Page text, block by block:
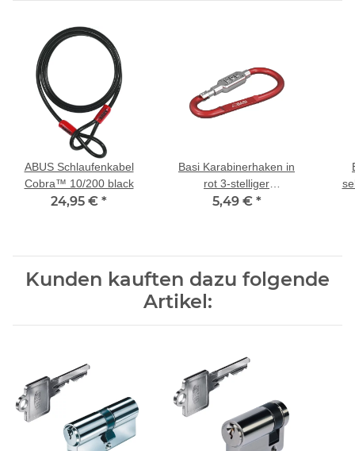
ABUS Schlaufenkabel
Cobra™ 10/200 black
24,95 € *
Basi Karabinerhaken in
rot 3-stelliger
Zahlenkombination
5,49 € *
Kunden kauften dazu folgende
Artikel: